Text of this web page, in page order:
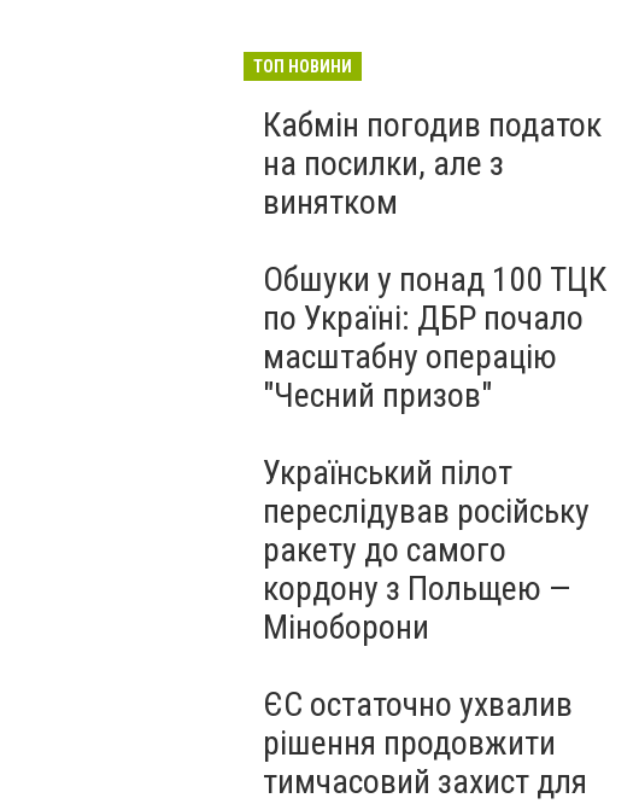
ТОП НОВИНИ
Кабмін погодив податок
на посилки, але з
винятком
Обшуки у понад 100 ТЦК
по Україні: ДБР почало
масштабну операцію
"Чесний призов"
Український пілот
переслідував російську
ракету до самого
кордону з Польщею —
Міноборони
ЄС остаточно ухвалив
рішення продовжити
тимчасовий захист для